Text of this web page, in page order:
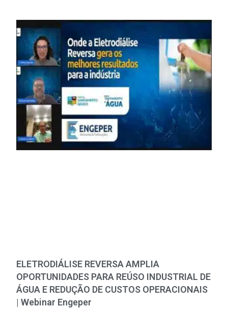
ELETRODIÁLISE REVERSA AMPLIA
OPORTUNIDADES PARA REÚSO INDUSTRIAL DE
ÁGUA E REDUÇÃO DE CUSTOS OPERACIONAIS
| Webinar Engeper